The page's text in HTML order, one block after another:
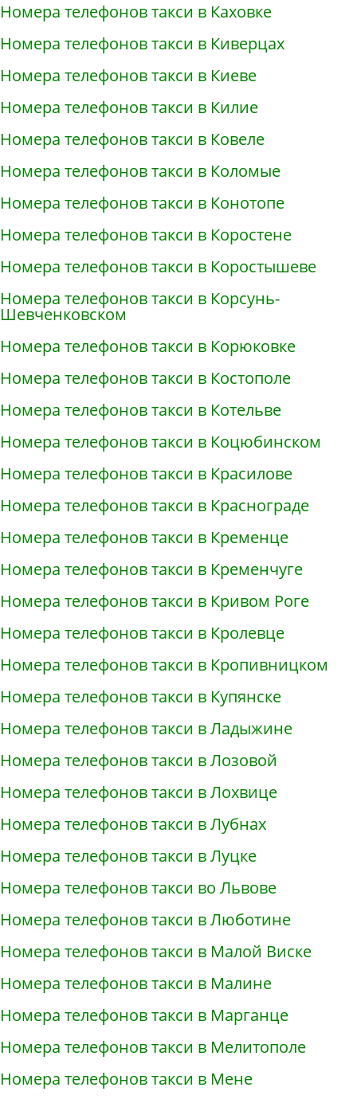
Номера телефонов такси в Каховке
Номера телефонов такси в Киверцах
Номера телефонов такси в Киеве
Номера телефонов такси в Килие
Номера телефонов такси в Ковеле
Номера телефонов такси в Коломые
Номера телефонов такси в Конотопе
Номера телефонов такси в Коростене
Номера телефонов такси в Коростышеве
Номера телефонов такси в Корсунь-
Шевченковском
Номера телефонов такси в Корюковке
Номера телефонов такси в Костополе
Номера телефонов такси в Котельве
Номера телефонов такси в Коцюбинском
Номера телефонов такси в Красилове
Номера телефонов такси в Краснограде
Номера телефонов такси в Кременце
Номера телефонов такси в Кременчуге
Номера телефонов такси в Кривом Роге
Номера телефонов такси в Кролевце
Номера телефонов такси в Кропивницком
Номера телефонов такси в Купянске
Номера телефонов такси в Ладыжине
Номера телефонов такси в Лозовой
Номера телефонов такси в Лохвице
Номера телефонов такси в Лубнах
Номера телефонов такси в Луцке
Номера телефонов такси во Львове
Номера телефонов такси в Люботине
Номера телефонов такси в Малой Виске
Номера телефонов такси в Малине
Номера телефонов такси в Марганце
Номера телефонов такси в Мелитополе
Номера телефонов такси в Мене